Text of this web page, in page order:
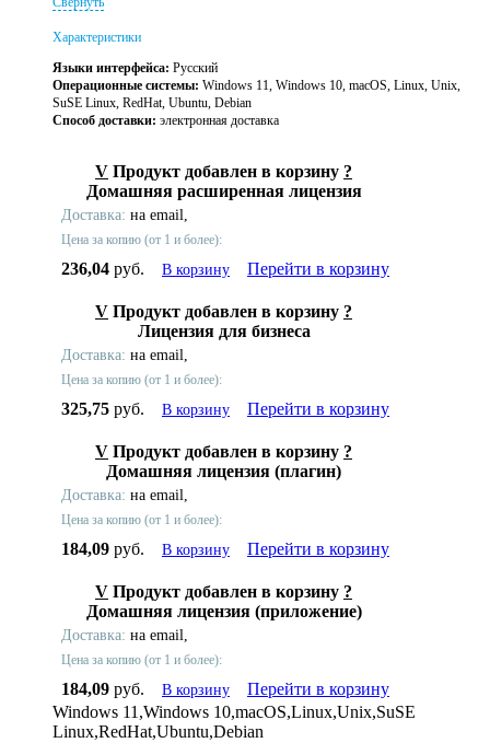
Характеристики
Языки интерфейса: Русский
Операционные системы: Windows 11, Windows 10, macOS, Linux, Unix,
SuSE Linux, RedHat, Ubuntu, Debian
Способ доставки: электронная доставка
V Продукт добавлен в корзину ?
Домашняя расширенная лицензия
Доставка: на email,
Цена за копию (от 1 и более):
236,04 руб. В корзину Перейти в корзину
V Продукт добавлен в корзину ?
Лицензия для бизнеса
Доставка: на email,
Цена за копию (от 1 и более):
325,75 руб. В корзину Перейти в корзину
V Продукт добавлен в корзину ?
Домашняя лицензия (плагин)
Доставка: на email,
Цена за копию (от 1 и более):
184,09 руб. В корзину Перейти в корзину
V Продукт добавлен в корзину ?
Домашняя лицензия (приложение)
Доставка: на email,
Цена за копию (от 1 и более):
184,09 руб. В корзину
Перейти в корзину
Windows 11,Windows 10,macOS,Linux,Unix,SuSE
Linux,RedHat,Ubuntu,Debian